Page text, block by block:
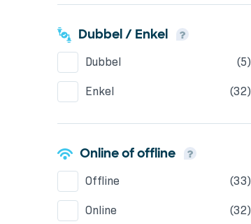
Dubbel / Enkel
Dubbel (5)
Enkel (32)
Online of offline
Offline (33)
Online (32)